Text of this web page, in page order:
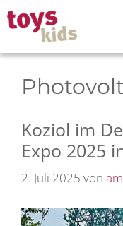
Zum
Inhalt
springen
Koziol im
Expo 2025
2. Juli 2025 von